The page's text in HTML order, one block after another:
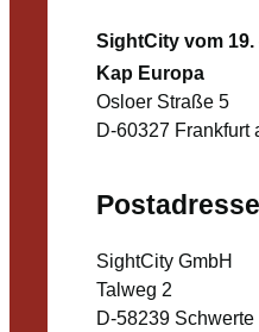
SightCity vom 19.
Kap Europa
Osloer Straße 5
D-60327 Frankfurt
SightCity GmbH
Talweg 2
D-58239 Schwerte